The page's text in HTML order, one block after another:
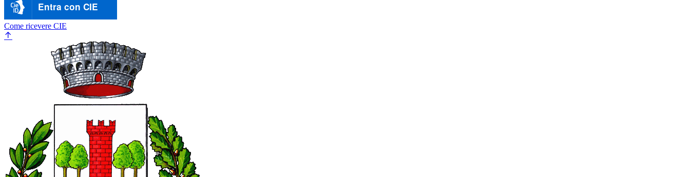
Entra con CIE
Come ricevere CIE